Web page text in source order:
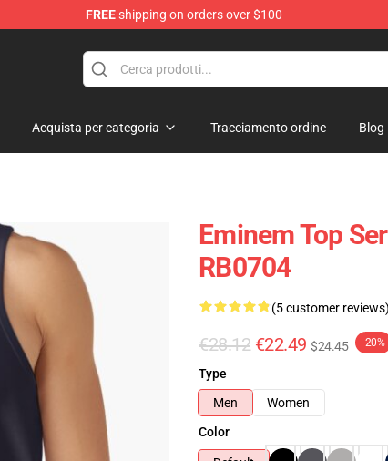
FREEshipping on orders over $100
Acquista per categoria Tracciamento ordine Blog
Eminem Top
RB0704
(5 customer
€28.12 €22.49 $24.45 -20%
Type
Men
Women
Color